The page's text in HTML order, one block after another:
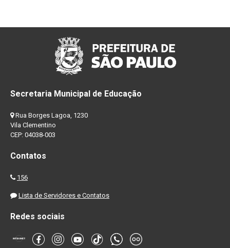
Secretaria Municipal de Educação
Rua Borges Lagoa, 1230
Vila Clementino
CEP: 04038-003
Contatos
156
Lista de Servidores e Contatos
Redes sociais